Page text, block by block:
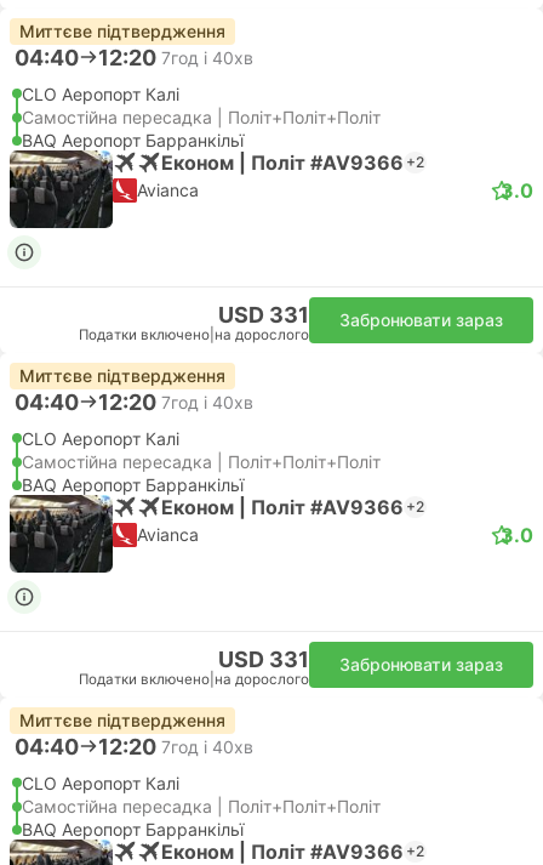
Миттєве підтвердження
04:40 12:20 7год і 40хв
CLO Аеропорт Калі
Самостійна пересадка | Політ+Політ+Політ
BAQ Аеропорт Барранкільї
Економ | Політ #AV9366 +2
Avianca 3.0
USD 331
Податки включено на дорослого
Забронювати зараз
Миттєве підтвердження
04:40 12:20 7год і 40хв
CLO Аеропорт Калі
Самостійна пересадка | Політ+Політ+Політ
BAQ Аеропорт Барранкільї
Економ | Політ #AV9366 +2
Avianca 3.0
USD 331
Податки включено на дорослого
Забронювати зараз
Миттєве підтвердження
04:40 12:20 7год і 40хв
CLO Аеропорт Калі
Самостійна пересадка | Політ+Політ+Політ
BAQ Аеропорт Барранкільї
Економ | Політ #AV9366 +2